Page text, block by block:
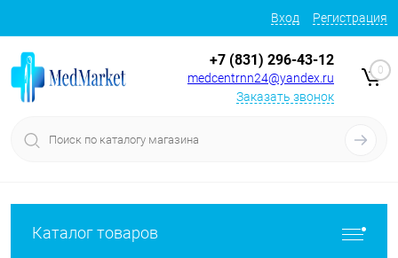
Вход Регистрация
+7 (831) 296-43-12
medcentrnn24@yandex.ru
Заказать звонок
0
Каталог товаров